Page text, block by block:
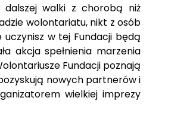
dalszej walki z chorobą niż
wolontariatu, nikt z osób
w tej Fundacji będą
akcja spełnienia marzenia
Fundacji poznają
nowych partnerów i
wielkiej imprezy